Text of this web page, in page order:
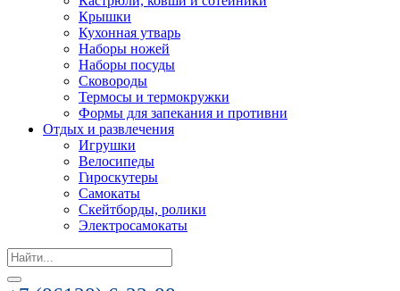
Крышки
Кухонная утварь
Наборы ножей
Наборы посуды
Сковороды
Термосы и термокружки
Формы для запекания и противни
Отдых и развлечения
Игрушки
Велосипеды
Гироскутеры
Самокаты
Скейтборды, ролики
Электросамокаты
Search
for: